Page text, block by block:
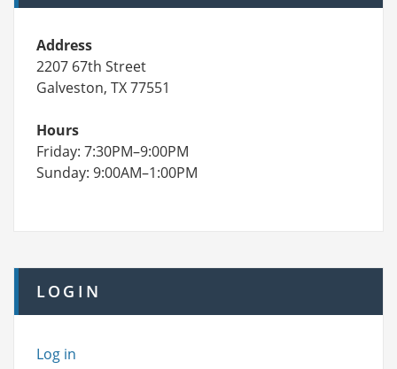
Address
2207 67th Street
Galveston, TX 77551
Hours
Friday: 7:30PM–9:00PM
Sunday: 9:00AM–1:00PM
LOGIN
Log in